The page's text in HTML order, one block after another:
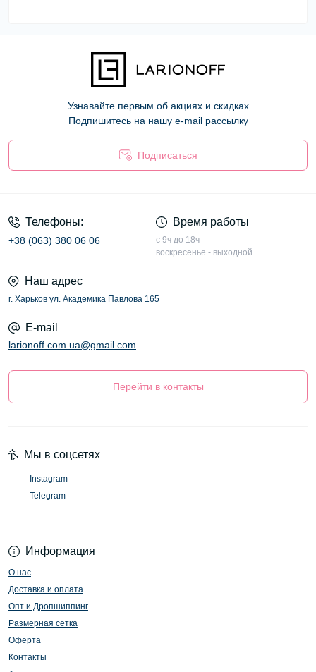
Узнавайте первым об акциях и скидках
Подпишитесь на нашу e-mail рассылку
Подписаться
Телефоны:
+38 (063) 380 06 06
Время работы
с 9ч до 18ч
воскресенье - выходной
Наш адрес
г. Харьков ул. Академика Павлова 165
E-mail
larionoff.com.ua@gmail.com
Перейти в контакты
Информация
О нас
Доставка и оплата
Опт и Дропшиппинг
Размерная сетка
Оферта
Контакты
Мы в соцсетях
Instagram
Telegram